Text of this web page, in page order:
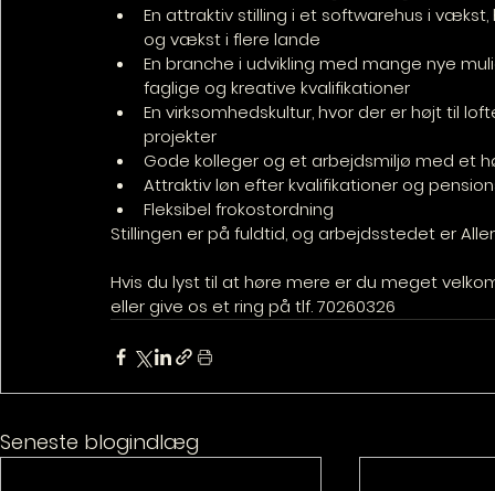
En attraktiv stilling i et softwarehus i
og vækst i flere lande
En branche i udvikling med mange nye
faglige og kreative kvalifikationer
En virksomhedskultur, hvor der er højt til
projekter
Gode kolleger og et arbejdsmiljø med et
Attraktiv løn efter kvalifikationer og
Fleksibel frokostordning
Stillingen er på fuldtid, og arbejdsstedet er
Hvis du lyst til at høre mere er du meget
eller give os et ring på tlf. 70260326
Seneste blogindlæg